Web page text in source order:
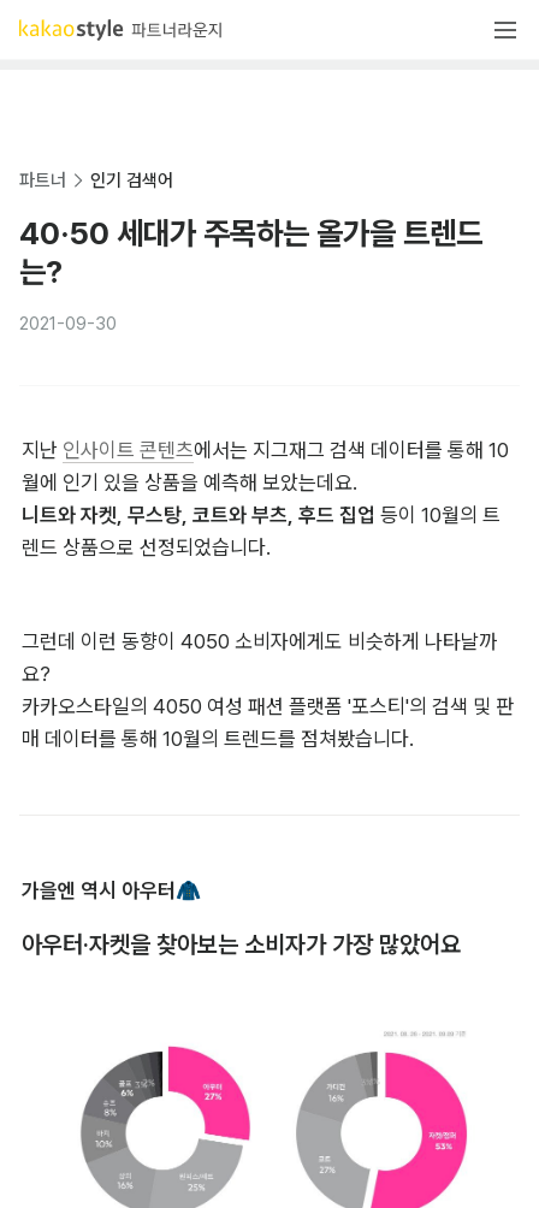
파트너 인기 검색어
40·50 세대가 주목하는 올가을 트렌드
는?
2021-09-30
지난 인사이트 콘텐츠에서는 지그재그 검색 데이터를 통해 10
니트와 자켓, 무스탕, 코트와 부츠, 후드 집업 등이 10월의 트
렌드 상품으로 선정되었습니다.
그런데 이런 동향이 4050 소비자에게도 비슷하게 나타날까
요?
카카오스타일의 4050 여성 패션 플랫폼 '포스티'의 검색 및 판
매 데이터를 통해 10월의 트렌드를 점쳐봤습니다.
가을엔 역시 아우터🧥
아우터·자켓을 찾아보는 소비자가 가장 많았어요